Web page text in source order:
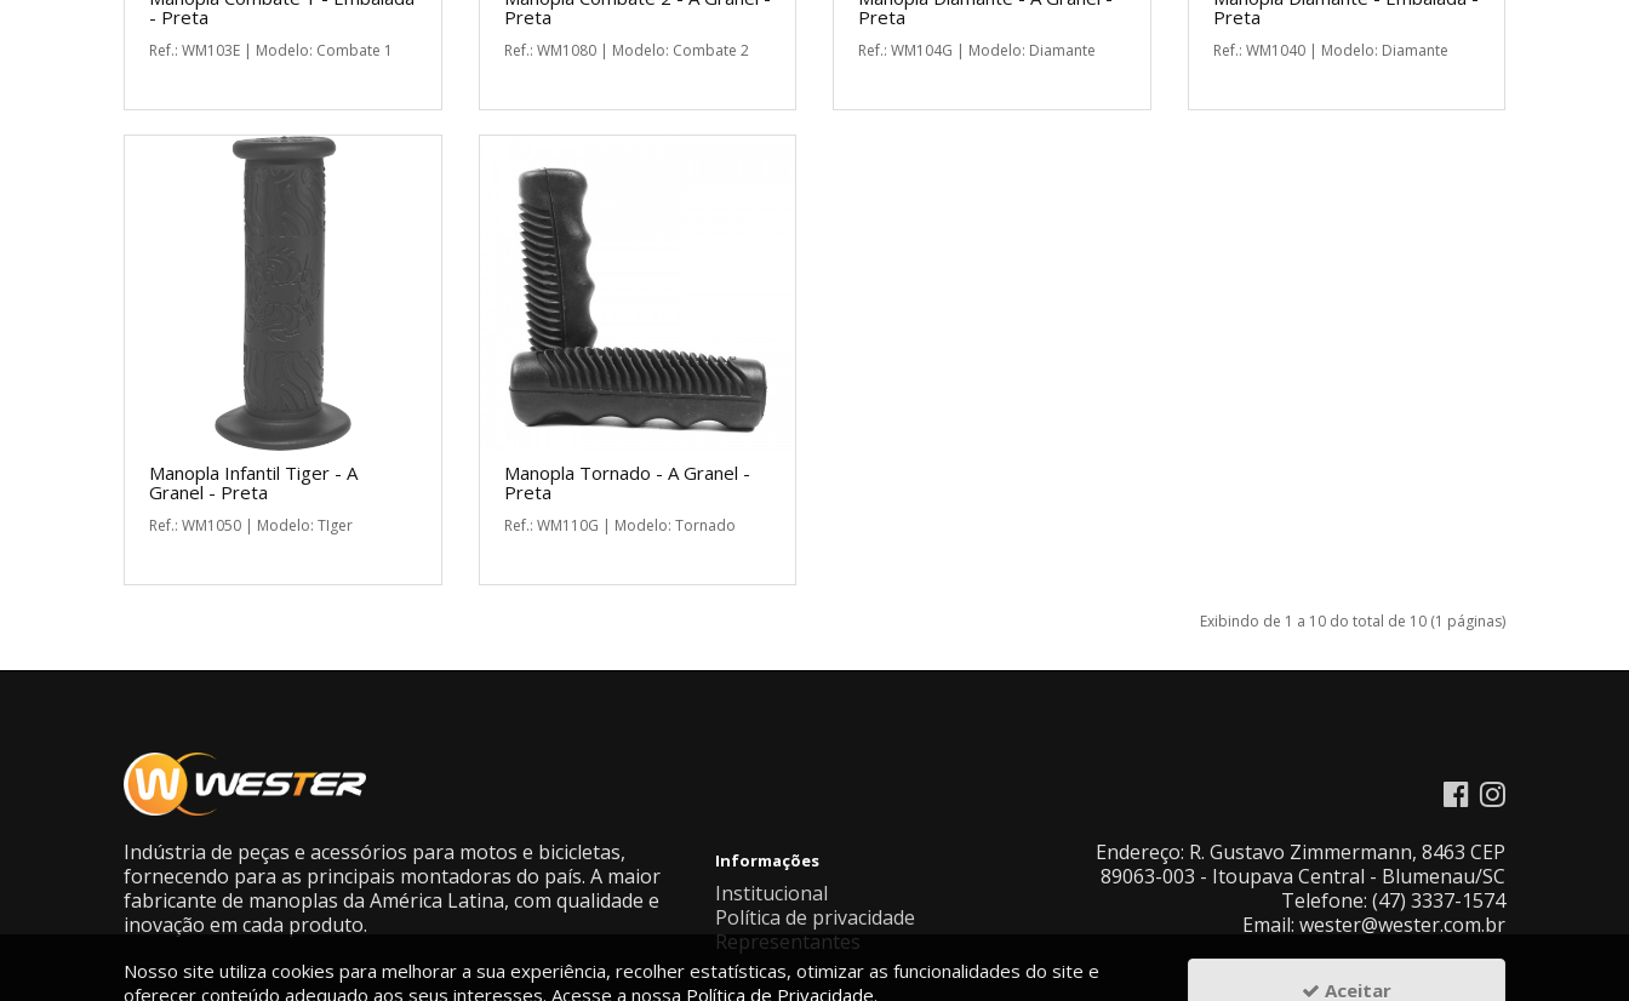
- Preta
Ref.: WM103E | Modelo: Combate 1
Preta
Ref.: WM1080 | Modelo: Combate 2
Preta
Ref.: WM104G | Modelo: Diamante
Preta
Ref.: WM1040 | Modelo: Diamante
Manopla Infantil Tiger - A
Granel - Preta
Ref.: WM1050 | Modelo: TIger
Manopla Tornado - A Granel -
Preta
Ref.: WM110G | Modelo: Tornado
Exibindo de 1 a 10 do total de 10 (1 páginas)
Indústria de peças e acessórios para motos e bicicletas,
fornecendo para as principais montadoras do país. A maior
fabricante de manoplas da América Latina, com qualidade e
inovação em cada produto.
Informações
Institucional
Política de privacidade
Representantes
Endereço: R. Gustavo Zimmermann, 8463 CEP
89063-003 - Itoupava Central - Blumenau/SC
Telefone: (47) 3337-1574
Email: wester@wester.com.br
Nosso site utiliza cookies para melhorar a sua experiência, recolher estatísticas, otimizar as funcionalidades do site e
oferecer conteúdo adequado aos seus interesses. Acesse a nossa Política de Privacidade. Aceitar